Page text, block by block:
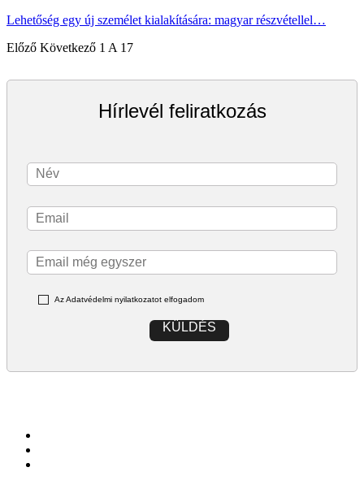
Lehetőség egy új személet kialakítására: magyar részvétellel…
Előző Következő 1 A 17
Hírlevél feliratkozás
Az Adatvédelmi nyilatkozatot elfogadom
KÜLDÉS